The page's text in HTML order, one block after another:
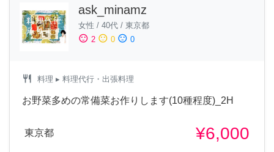
ask_minamz
女性 / 40代 / 東京都
sentiment_satisfied 2 sentiment_neutral 0 sentiment_dissatisfied 0
restaurant 料理 ▸ 料理代行・出張料理
お野菜多めの常備菜お作りします(10種程度)_2H
東京都 ¥6,000